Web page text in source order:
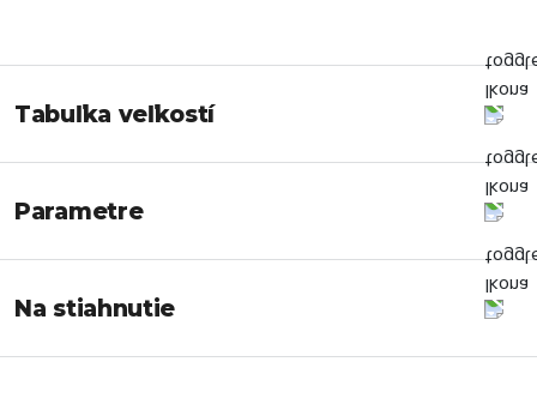
Tabuľka veľkostí
Parametre
Na stiahnutie